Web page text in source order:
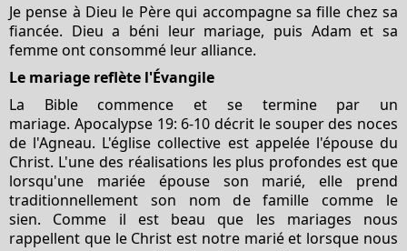
Je pense à Dieu le Père qui accompagne sa fille chez sa
fiancée. Dieu a béni leur mariage, puis Adam et sa
femme ont consommé leur alliance.
Le mariage reflète l'Évangile
La Bible commence et se termine par un
mariage. Apocalypse 19: 6-10 décrit le souper des noces
de l'Agneau. L'église collective est appelée l'épouse du
Christ. L'une des réalisations les plus profondes est que
lorsqu'une mariée épouse son marié, elle prend
traditionnellement son nom de famille comme le
sien. Comme il est beau que les mariages nous
rappellent que le Christ est notre marié et lorsque nous